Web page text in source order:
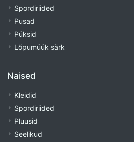
Spordiriided
Pusad
Püksid
Lõpumüük särk
Naised
Kleidid
Spordiriided
Pluusid
Seelikud